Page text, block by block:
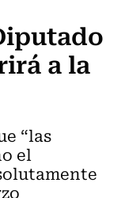
a la
“las
el